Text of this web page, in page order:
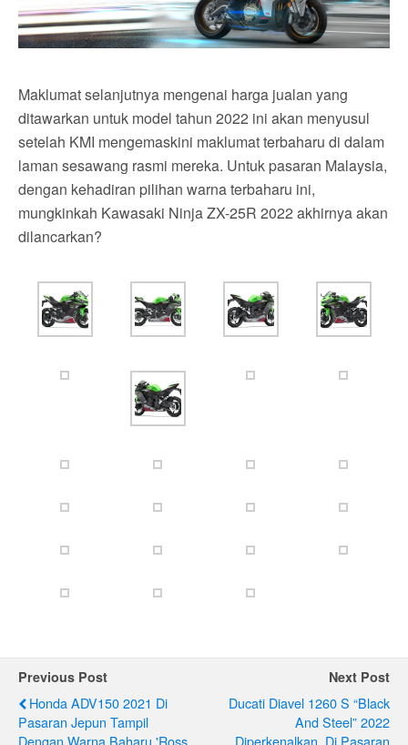
Maklumat selanjutnya mengenai harga jualan yang
ditawarkan untuk model tahun 2022 ini akan menyusul
setelah KMI mengemaskini maklumat terbaharu di dalam
laman sesawang rasmi mereka. Untuk pasaran Malaysia,
dengan kehadiran pilihan warna terbaharu ini,
mungkinkah Kawasaki Ninja ZX-25R 2022 akhirnya akan
dilancarkan?
Previous Post
Honda ADV150 2021 Di
Pasaran Jepun Tampil
Dengan Warna Baharu 'Ross
Next Post
Ducati Diavel 1260 S “Black
And Steel” 2022
Diperkenalkan, Di Pasaran